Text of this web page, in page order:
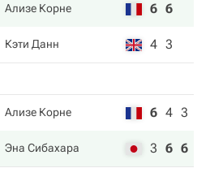
Ализе Корне 6 6
Кэти Данн 4 3
Ализе Корне 6 4 3
Эна Сибахара 3 6 6